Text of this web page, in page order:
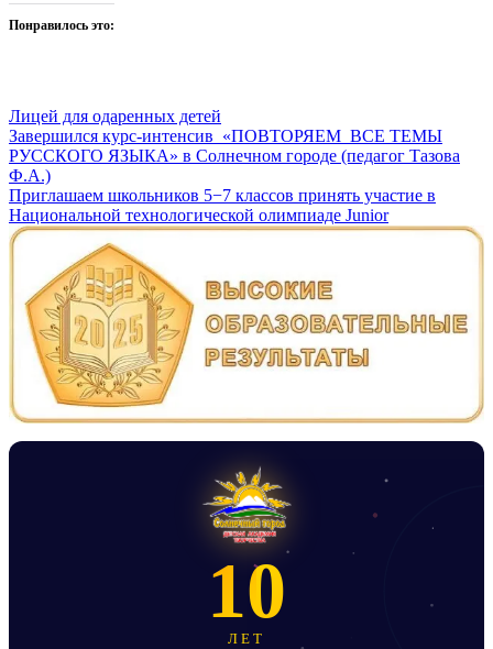
Понравилось это:
Лицей для одаренных детей
Навигация
по
записям
Завершился курс-интенсив «ПОВТОРЯЕМ ВСЕ ТЕМЫ
РУССКОГО ЯЗЫКА» в Солнечном городе (педагог Тазова
Ф.А.)
Приглашаем школьников 5−7 классов принять участие в
Национальной технологической олимпиаде Junior
10
ЛЕТ